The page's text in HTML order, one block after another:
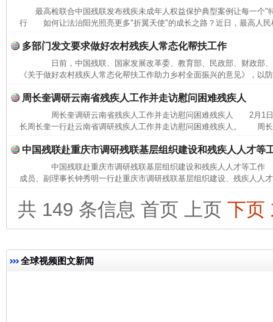
最高检联合中国残联发布残疾未成年人权益保护典型案例让每一个"
行 如何让法治阳光照亮更多"折翼天使"的成长之路？近日，最高人民
多部门发文要求做好农村残疾人常态化帮扶工作
日前，中国残联、国家发展改革委、教育部、民政部、财政部
《关于做好农村残疾人常态化帮扶工作助力乡村全面振兴的意见》，以
周长奎调研云南省残疾人工作并走访慰问困难残疾人
周长奎调研云南省残疾人工作并走访慰问困难残疾人 2月1日
长周长奎一行赴云南省调研残疾人工作并走访慰问困难残疾人。 周
中国残联赴重庆市调研残联基层组织建设和残疾人人才等
中国残联赴重庆市调研残联基层组织建设和残疾人人才等工
成员、副理事长钟秀明一行赴重庆市调研残联基层组织建设、残疾人人
共 149 条信息 首页 上页 下页
全球视频图文新闻